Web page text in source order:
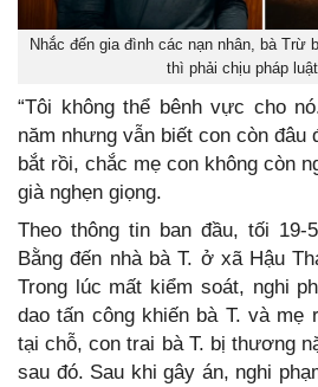
Nhắc đến gia đình các nạn nhân, bà Trừ
thì phải chịu pháp
“Tôi không thể bênh vực cho
năm nhưng vẫn biết con còn đâu
bắt rồi, chắc mẹ con không còn
già nghẹn giọng.
Theo thông tin ban đầu, tối
Bằng đến nhà bà T. ở xã Hậu
Trong lúc mất kiểm soát, nghi
dao tấn công khiến bà T. và mẹ
tại chỗ, con trai bà T. bị thương
sau đó. Sau khi gây án, nghi